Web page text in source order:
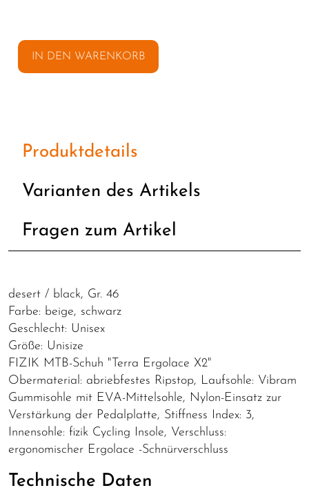
IN DEN WARENKORB
Produktdetails
Varianten des Artikels
Fragen zum Artikel
desert / black, Gr. 46
Farbe: beige, schwarz
Geschlecht: Unisex
Größe: Unisize
FIZIK MTB-Schuh "Terra Ergolace X2"
Obermaterial: abriebfestes Ripstop, Laufsohle: Vibram
Gummisohle mit EVA-Mittelsohle, Nylon-Einsatz zur
Verstärkung der Pedalplatte, Stiffness Index: 3,
Innensohle: fizik Cycling Insole, Verschluss:
ergonomischer Ergolace -Schnürverschluss
Technische Daten